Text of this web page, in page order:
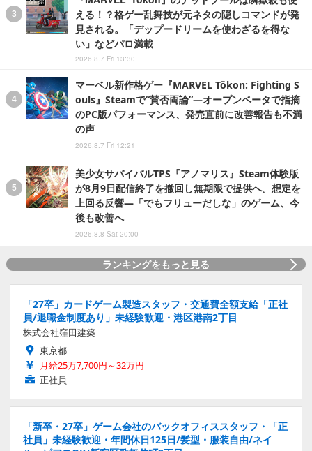
える！？格ゲー乱舞技が元ネタの隠しコマンドが発
見される。「デップードリームを使わざるを得な
い」などパロ満載
2026.8.7 Fri 13:30
マーベル新作格ゲー『MARVEL Tōkon: Fighting S
ouls』Steamで“賛否両論”―オープンベータで指摘
のPC版パフォーマンス、発売直前に改善報告も不満
の声
2026.8.7 Fri 12:21
美少女サバイバルTPS『アノマリス』Steam体験版
が8月9日配信終了を撤回し無期限で提供へ。想定を
上回る反響―「でもフリューだしな」のゲーム、今
後も改善へ
2026.8.8 Sat 20:00
ランキングをもっと見る
「27卒」カードゲーム製造スタッフ・交通費全額支給「正社
員/退職金制度あり」未経験歓迎・港区港南2丁目
株式会社窪田建築
東京都
月給25万7,700円～32万円
正社員
「新卒・27卒」ゲーム会社のバックオフィススタッフ・「正
社員」未経験歓迎・年間休日125日/髪型・服装自由/ネイ